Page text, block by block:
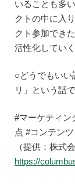
いることも多
クトの中に入
クト参加でき
活性化してい
○どうでもい
リ」という話で
#マーケティン
点 #コンテン
（提供：株式
https://